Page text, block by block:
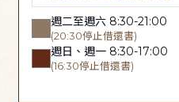
週二至週六 8:30-21:00
(20:30停止借還書)
週日、週一 8:30-17:00
(16:30停止借還書)